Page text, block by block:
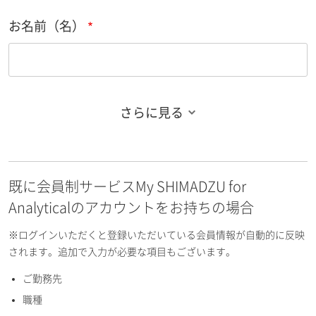
お名前（名）
お名前フリガナ（名）
E-mailアドレス（半角英数）
さらに見る
既に会員制サービスMy SHIMADZU for
Analyticalのアカウントをお持ちの場合
※ログインいただくと登録いただいている会員情報が自動的に反映
されます。追加で入力が必要な項目もございます。
ご勤務先
職種